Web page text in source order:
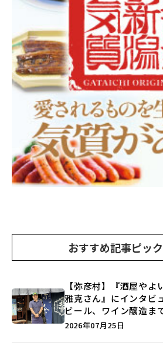
おすすめ記事ピッ
【弥彦村】『酒屋や
雅克さん』にインタビ
ビール、ワイン醸造ま
史”に迫る♪
2026年07月25日